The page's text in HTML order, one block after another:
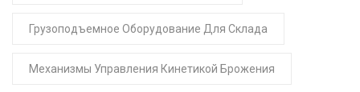
Грузоподъемное Оборудование Для Склада
Механизмы Управления Кинетикой Брожения